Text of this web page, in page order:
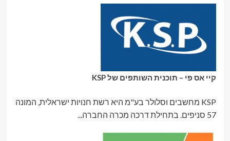
קיי אס פי – תוכנית השותפים של KSP
KSP מחשבים וסלולר בע"מ היא רשת חנויות ישראלית, המונה
57 סניפים. בתחילת דרכה מכרה החברה...